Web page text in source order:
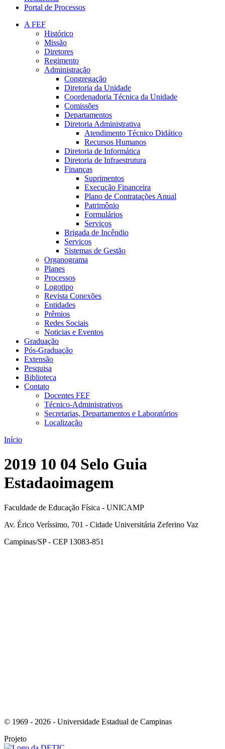
Portal de Processos
A FEF
Histórico
Missão
Diretores
Regimento
Administração
Congregação
Diretoria da Unidade
Coordenadoria Técnica da Unidade
Comissões
Departamentos
Diretoria Administrativa
Atendimento Técnico Didático
Recursos Humanos
Diretoria de Informática
Diretoria de Infraestrutura
Finanças
Suprimentos
Execução Financeira
Plano de Contratações Anual
Patrimônio
Formulários
Serviços
Brigada de Incêndio
Serviços
Sistemas de Gestão
Organograma
Planes
Processos
Logotipo
Revista Conexões
Entidades
Prêmios
Redes Sociais
Noticias e Eventos
Graduação
Pós-Graduação
Extensão
Pesquisa
Biblioteca
Contato
Docentes FEF
Técnico-Administrativos
Secretarias, Departamentos e Laboratórios
Localização
Início
2019 10 04 Selo Guia
Estadaoimagem
Faculdade de Educação Física - UNICAMP
Av. Érico Veríssimo, 701 - Cidade Universitária Zeferino Vaz
Campinas/SP - CEP 13083-851
© 1969 - 2026 - Universidade Estadual de Campinas
Projeto